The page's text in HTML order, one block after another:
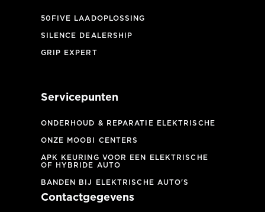
50FIVE LAADOPLOSSING
SILENCE DEALERSHIP
GRIP EXPERT
Servicepunten
ONDERHOUD & REPARATIE ELEKTRISCHE
ONZE MOOBI CENTERS
APK KEURING VOOR EEN ELEKTRISCHE
OF HYBRIDE AUTO
BANDEN BIJ ELEKTRISCHE AUTO'S
Contactgegevens